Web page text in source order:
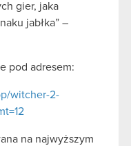
gier, jaka
jabłka” –
pod adresem:
witcher-2-
na najwyższym